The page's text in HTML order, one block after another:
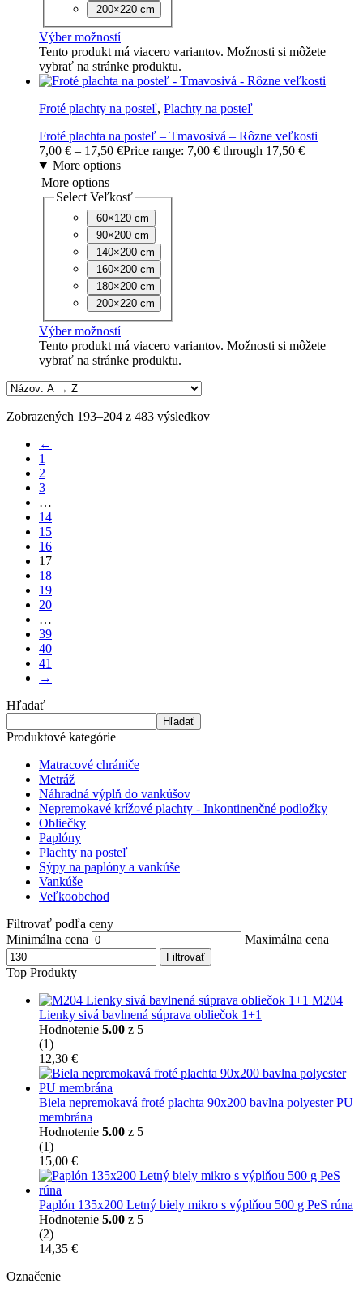
200×220 cm
Výber možností
Tento produkt má viacero variantov. Možnosti si môžete
vybrať na stránke produktu.
Froté plachty na posteľ, Plachty na posteľ
Froté plachta na posteľ – Tmavosivá – Rôzne veľkosti
7,00 € – 17,50 €Price range: 7,00 € through 17,50 €
More options
More options
Select Veľkosť
60×120 cm
90×200 cm
140×200 cm
160×200 cm
180×200 cm
200×220 cm
Výber možností
Tento produkt má viacero variantov. Možnosti si môžete
vybrať na stránke produktu.
Zobrazených 193–204 z 483 výsledkov
←
1
2
3
…
14
15
16
17
18
19
20
…
39
40
41
→
Hľadať
Hľadať
Produktové kategórie
Matracové chrániče
Metráž
Náhradná výplň do vankúšov
Nepremokavé krížové plachty - Inkontinenčné podložky
Obliečky
Paplóny
Plachty na posteľ
Sýpy na paplóny a vankúše
Vankúše
Veľkoobchod
Filtrovať podľa ceny
Minimálna cena
Maximálna cena
Filtrovať
Top Produkty
M204
Lienky sivá bavlnená súprava obliečok 1+1
Hodnotenie 5.00 z 5
(1)
12,30 €
Biela nepremokavá froté plachta 90x200 bavlna polyester PU
membrána
Hodnotenie 5.00 z 5
(1)
15,00 €
Paplón 135x200 Letný biely mikro s výplňou 500 g PeS rúna
Hodnotenie 5.00 z 5
(2)
14,35 €
Označenie